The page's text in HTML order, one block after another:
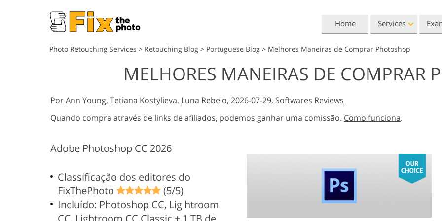
Home Services
Portrait Retouching
Entire LR Preset
Best Deal Presets
Photoshop
Photoshop Brushes
Photoshop Textures
Bundles
Photo Retouching Services > Retouching Blog > Portuguese Blog > Melhores Maneiras de Comprar Photoshop
MELHORES MANEIRAS DE COMPRAR
PorAnn Young, Tetiana Kostylieva, Luna Rebelo, 2026-07-29, Softwares Reviews
Quando compra através de links de afiliados, podemos ganhar uma comissão. Como funciona.
Adobe Photoshop CC 2026
Classificação dos editores do
FixThePhoto
(5/5)
Incluído: Photoshop CC, Lig htroom
CC, Lightroom CC Classic + 1 TB de